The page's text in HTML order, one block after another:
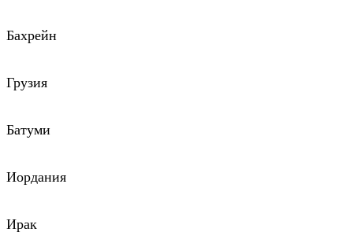
Бахрейн
Грузия
Батуми
Иордания
Ирак